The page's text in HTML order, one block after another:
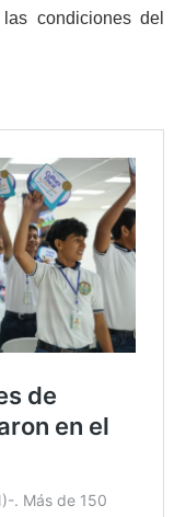
condiciones del